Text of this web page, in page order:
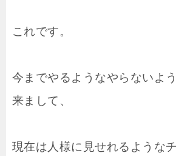
これです。
今までやるようなやらないよ
来まして、
現在は人様に見せれるような